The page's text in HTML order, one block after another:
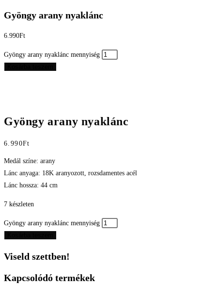
Gyöngy arany nyaklánc
6.990Ft
Gyöngy arany nyaklánc mennyiség
Gyöngy arany nyaklánc
6.990Ft
Medál színe: arany
Lánc anyaga: 18K aranyozott, rozsdamentes acél
Lánc hossza: 44 cm
7 készleten
Gyöngy arany nyaklánc mennyiség
Viseld szettben!
Kapcsolódó termékek